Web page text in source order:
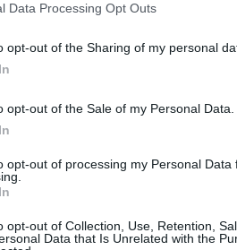
Data Processing Opt Outs
opt-out of the Sharing of my personal
opt-out of the Sale of my Personal Data.
opt-out of processing my Personal Data
opt-out of Collection, Use, Retention,
Data that Is Unrelated with the
és gomolyfelhők mellett napos időre
Többfelé kísérhetik erős lökések az
A minimum-hőmérséklet többnyire 11
Zrt. előrejelzéséből, amelyet
hez.
hozzáfűzött hozzászólások nem a
A szerkesztőség mindössze a hírek